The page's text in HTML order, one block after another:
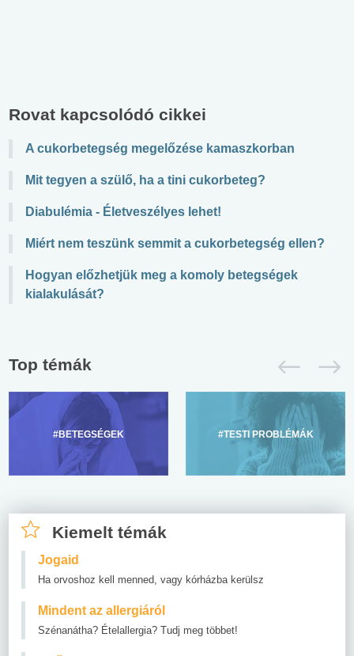
Rovat kapcsolódó cikkei
A cukorbetegség megelőzése kamaszkorban
Mit tegyen a szülő, ha a tini cukorbeteg?
Diabulémia - Életveszélyes lehet!
Miért nem teszünk semmit a cukorbetegség ellen?
Hogyan előzhetjük meg a komoly betegségek
kialakulását?
Top témák
#BETEGSÉGEK #TESTI PROBLÉMÁK
Kiemelt témák
Jogaid
Ha orvoshoz kell menned, vagy kórházba kerülsz
Mindent az allergiáról
Szénanátha? Ételallergia? Tudj meg többet!